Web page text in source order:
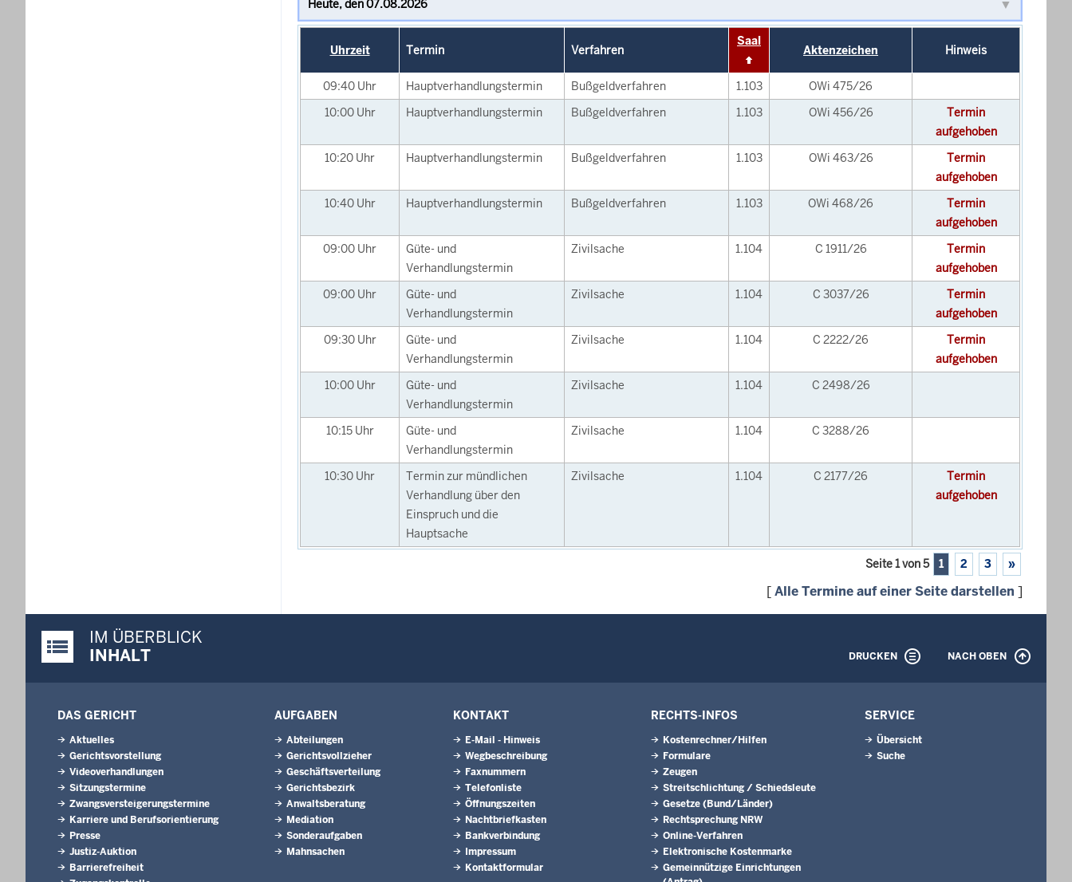
Uhrzeit Termin Verfahren
Saal
Aktenzeichen Hinweis
09:40 Uhr Hauptverhandlungstermin Bußgeldverfahren 1.103
OWi 475/26
10:00 Uhr Hauptverhandlungstermin Bußgeldverfahren 1.103 OWi 456/26
Termin
aufgehoben
10:20 Uhr Hauptverhandlungstermin Bußgeldverfahren 1.103 OWi 463/26
Termin
aufgehoben
10:40 Uhr Hauptverhandlungstermin Bußgeldverfahren 1.103 OWi 468/26
Termin
aufgehoben
09:00 Uhr
Güte- und
Verhandlungstermin
Zivilsache 1.104 C 1911/26
Termin
aufgehoben
09:00 Uhr
Güte- und
Verhandlungstermin
Zivilsache 1.104 C 3037/26
Termin
aufgehoben
09:30 Uhr
Güte- und
Verhandlungstermin
Zivilsache 1.104 C 2222/26
Termin
aufgehoben
10:00 Uhr
Güte- und
Verhandlungstermin
Zivilsache 1.104 C 2498/26
10:15 Uhr
Güte- und
Verhandlungstermin
Zivilsache 1.104 C 3288/26
10:30 Uhr
Termin zur mündlichen
Verhandlung über den
Einspruch und die
Hauptsache
Zivilsache 1.104 C 2177/26
Termin
aufgehoben
Seite 1 von 5 1 2 3 »
[Alle Termine auf einer Seite darstellen ]
Justiz-Portal im Überblick:
IM ÜBERBLICK
INHALT
DRUCKEN NACH OBEN
DAS GERICHT
Aktuelles
Gerichtsvorstellung
Videoverhandlungen
Sitzungstermine
Zwangsversteigerungstermine
Karriere und Berufsorientierung
Presse
Justiz-Auktion
Barrierefreiheit
AUFGABEN
Abteilungen
Gerichtsvollzieher
Geschäftsverteilung
Gerichtsbezirk
Anwaltsberatung
Mediation
Sonderaufgaben
Mahnsachen
KONTAKT
E-Mail - Hinweis
Wegbeschreibung
Faxnummern
Telefonliste
Öffnungszeiten
Nachtbriefkasten
Bankverbindung
Impressum
Kontaktformular
RECHTS-INFOS
Kostenrechner/Hilfen
Formulare
Zeugen
Streitschlichtung / Schiedsleute
Gesetze (Bund/Länder)
Rechtsprechung NRW
Online-Verfahren
Elektronische Kostenmarke
Gemeinnützige Einrichtungen
SERVICE
Übersicht
Suche